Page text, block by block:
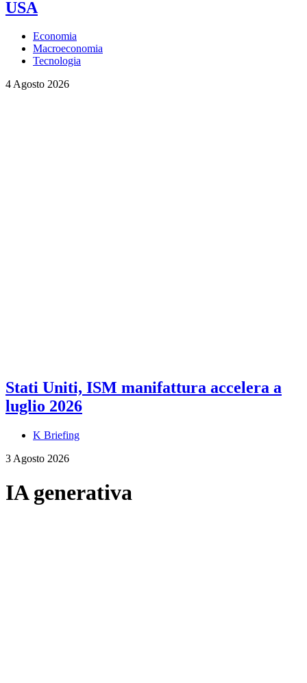
USA
Economia
Macroeconomia
Tecnologia
4 Agosto 2026
Stati Uniti, ISM manifattura accelera a
luglio 2026
K Briefing
3 Agosto 2026
IA generativa